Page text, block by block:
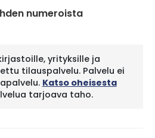
numeroista
yrityksille ja
tilauspalvelu. Palvelu ei
Katso oheisesta
tarjoava taho.